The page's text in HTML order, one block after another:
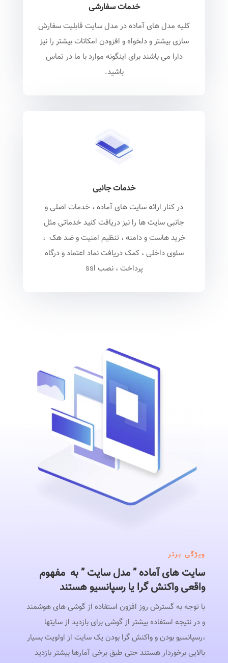
خدمات سفارشی
کلیه مدل های آماده در مدل سایت قابلیت سفارش
سازی بیشتر و دلخواه و افزودن امکانات بیشتر را نیز
دارا می باشند برای اینگونه موارد با ما در تماس
باشید.
خدمات جانبی
در کنار ارائه سایت های آماده ، خدمات اصلی و
جانبی سایت ها را نیز دریافت کنید خدماتی مثل
خرید هاست و دامنه ، تنظیم امنیت و ضد هک ،
سئوی داخلی ، کمک دریافت نماد اعتماد و درگاه
پرداخت ، نصب ssl
ویژگی برتر
سایت های آماده ” مدل سایت ” به مفهوم
واقعی واکنش گرا یا رسپانسیو هستند
با توجه به گسترش روز افزون استفاده از گوشی های هوشمند
و در نتیجه استفاده بیشتر از گوشی برای بازدید از سایتها
،رسپانسیو بودن و واکنش گرا بودن یک سایت از اولویت بسیار
بالایی برخوردار هستند حتی طبق برخی آمارها بیشتر بازدید